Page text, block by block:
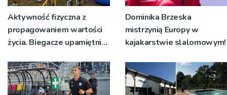
Aktywność fizyczna z
propagowaniem wartości
życia. Biegacze upamiętnili
Dominika Brzeska
mistrzynią Europy w
kajakarstwie slalomowym!